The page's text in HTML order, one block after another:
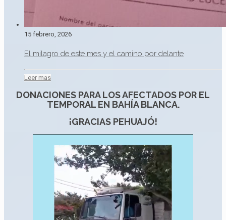
15 febrero, 2026
El milagro de este mes y el camino por delante
Leer mas
DONACIONES PARA LOS AFECTADOS POR EL
TEMPORAL EN BAHÍA BLANCA.
¡GRACIAS PEHUAJÓ!